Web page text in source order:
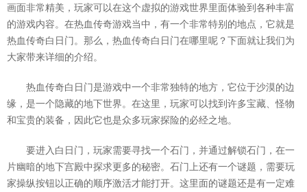
画面非常精美，玩家可以在这个虚拟的游戏世界里面体验到各种丰富
的游戏内容。在热血传奇游戏当中，有一个非常特别的地点，它就是
热血传奇白日门。那么，热血传奇白日门在哪里呢？下面就让我们为
大家带来详细的介绍。
热血传奇白日门是游戏中一个非常独特的地方，它位于沙漠的边
缘，是一个隐藏的地下世界。在这里，玩家可以找到许多宝藏、怪物
和宝贵的装备，因此它也是众多玩家探险的必经之地。
要进入白日门，玩家需要寻找一个石门，并通过解锁石门，在一
片幽暗的地下宫殿中探求更多的秘密。石门上还有一个谜题，需要玩
家操纵按钮以正确的顺序激活才能打开。这里面的谜题还是有一定难